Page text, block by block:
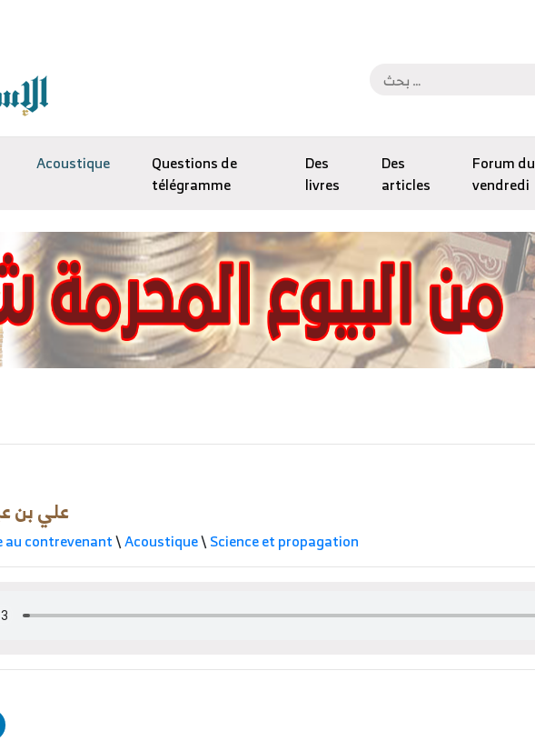
Acoustique
Questions de
télégramme
Des
livres
Des
articles
Forum du
vendredi
علي بن
au contrevenant\Acoustique\Science et propagation